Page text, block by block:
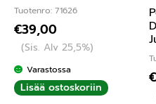
Tuotenro: 71626
€39,00
(Sis. Alv 25,5%)
Varastossa
Lisää ostoskoriin
€